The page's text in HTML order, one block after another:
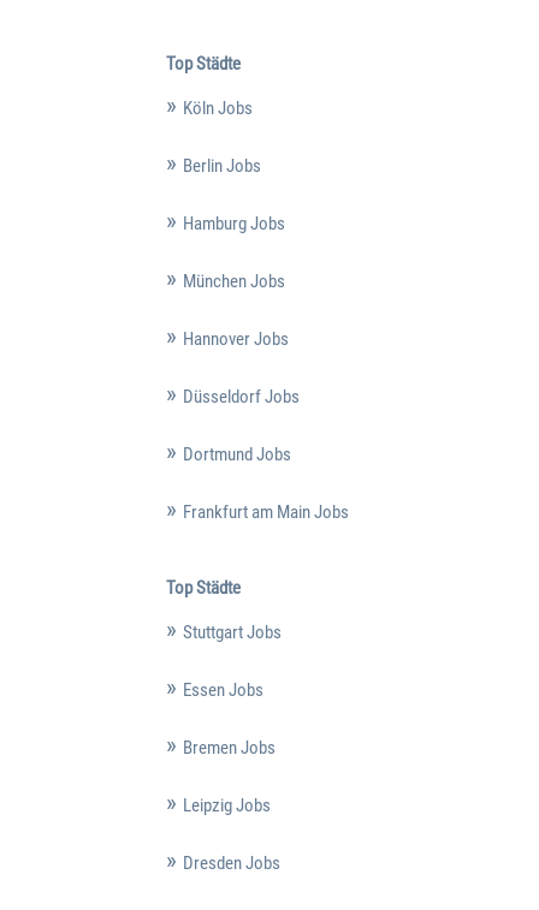
Top Städte
Köln Jobs
Berlin Jobs
Hamburg Jobs
München Jobs
Hannover Jobs
Düsseldorf Jobs
Dortmund Jobs
Frankfurt am Main Jobs
Top Städte
Stuttgart Jobs
Essen Jobs
Bremen Jobs
Leipzig Jobs
Dresden Jobs